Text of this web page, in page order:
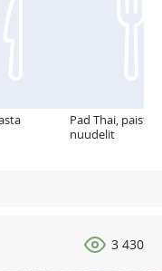
Pad Thai,
nuudelit
3 430